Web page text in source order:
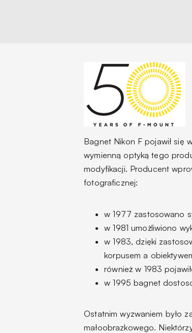
Bagnet Nikon F pojawił się
wymienną optyką tego
modyfikacji. Producent
fotograficznej:
w 1977 zastosowano
w 1981 umożliwiono
w 1983, dzięki
korpusem a
również w 1983
w 1995 bagnet
Ostatnim wyzwaniem było
małoobrazkowego.